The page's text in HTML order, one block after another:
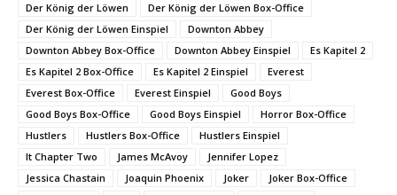
Der König der Löwen
Der König der Löwen Box-Office
Der König der Löwen Einspiel
Downton Abbey
Downton Abbey Box-Office
Downton Abbey Einspiel
Es Kapitel 2
Es Kapitel 2 Box-Office
Es Kapitel 2 Einspiel
Everest
Everest Box-Office
Everest Einspiel
Good Boys
Good Boys Box-Office
Good Boys Einspiel
Horror Box-Office
Hustlers
Hustlers Box-Office
Hustlers Einspiel
It Chapter Two
James McAvoy
Jennifer Lopez
Jessica Chastain
Joaquin Phoenix Joker
Joker Box-Office